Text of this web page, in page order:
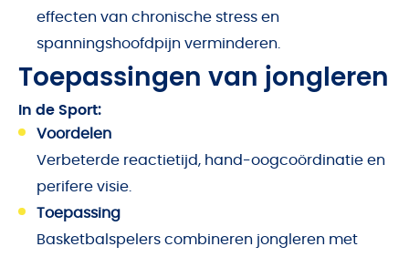
effecten van chronische stress en
spanningshoofdpijn verminderen.
Toepassingen van jongleren
In de Sport:
Voordelen
Verbeterde reactietijd, hand-oogcoördinatie en
perifere visie.
Toepassing
Basketbalspelers combineren jongleren met